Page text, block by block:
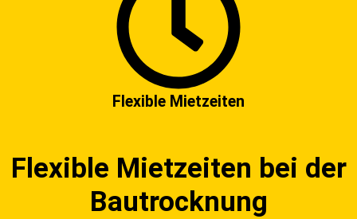
Flexible Mietzeiten
Flexible Mietzeiten bei der
Bautrocknung